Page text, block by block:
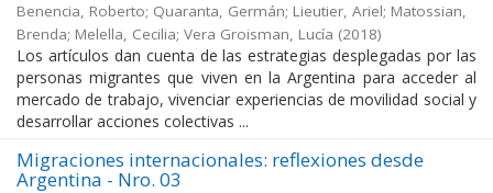
Benencia, Roberto; Quaranta, Germán; Lieutier, Ariel; Matossian,
Brenda; Melella, Cecilia; Vera Groisman, Lucía (2018)
Los artículos dan cuenta de las estrategias desplegadas por las
personas migrantes que viven en la Argentina para acceder al
mercado de trabajo, vivenciar experiencias de movilidad social y
desarrollar acciones colectivas ...
Migraciones internacionales: reflexiones desde
Argentina - Nro. 03